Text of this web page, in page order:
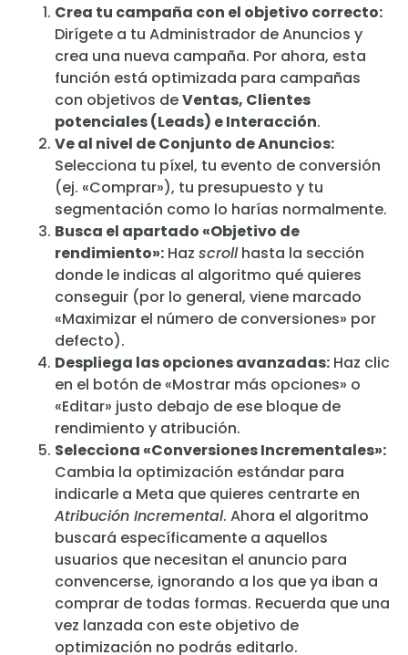
Crea tu campaña con el objetivo correcto:
Dirígete a tu Administrador de Anuncios y
crea una nueva campaña. Por ahora, esta
función está optimizada para campañas
con objetivos deVentas, Clientes
potenciales (Leads) e Interacción.
Ve al nivel de Conjunto de Anuncios:
Selecciona tu píxel, tu evento de conversión
(ej. «Comprar»), tu presupuesto y tu
segmentación como lo harías normalmente.
Busca el apartado «Objetivo de
rendimiento»: Haz scrollhasta la sección
donde le indicas al algoritmo qué quieres
conseguir (por lo general, viene marcado
«Maximizar el número de conversiones» por
defecto).
Despliega las opciones avanzadas: Haz clic
en el botón de «Mostrar más opciones» o
«Editar» justo debajo de ese bloque de
rendimiento y atribución.
Selecciona «Conversiones Incrementales»:
Cambia la optimización estándar para
indicarle a Meta que quieres centrarte en
Atribución Incremental. Ahora el algoritmo
buscará específicamente a aquellos
usuarios que necesitan el anuncio para
convencerse, ignorando a los que ya iban a
comprar de todas formas. Recuerda que una
vez lanzada con este objetivo de
optimización no podrás editarlo.